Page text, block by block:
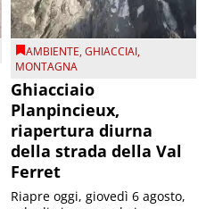
AMBIENTE,GHIACCIAI,
MONTAGNA
Ghiacciaio
Planpincieux,
riapertura diurna
della strada della Val
Ferret
Riapre oggi, giovedì 6 agosto,